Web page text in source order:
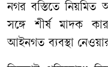
নগর বস্তিতে নিয়মিত
সঙ্গে শীর্ষ মাদক
আইনগত ব্যবস্থা